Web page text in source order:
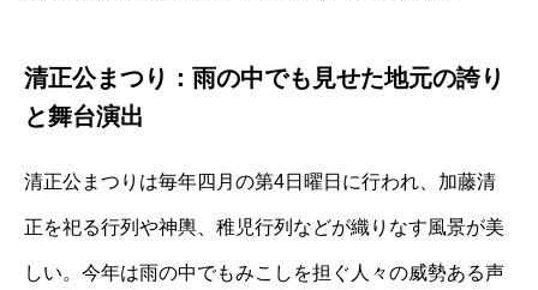
清正公まつり：雨の中でも見せた地元の誇り
と舞台演出
清正公まつりは毎年四月の第4日曜日に行われ、加藤清
正を祀る行列や神輿、稚児行列などが織りなす風景が美
しい。今年は雨の中でもみこしを担ぐ人々の威勢ある声